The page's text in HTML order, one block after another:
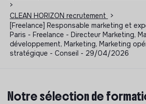
>
CLEAN HORIZON recrutement
>
[Freelance] Responsable marketing et
Paris - Freelance - Directeur Marketing,
développement, Marketing, Marketing
stratégique - Conseil - 29/04/2026
Notre sélection de